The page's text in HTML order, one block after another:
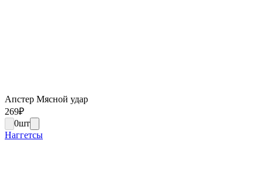
Апстер Мясной удар
269₽
0шт
Наггетсы